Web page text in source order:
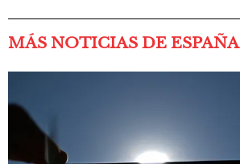
MÁS NOTICIAS DE ESPAÑA